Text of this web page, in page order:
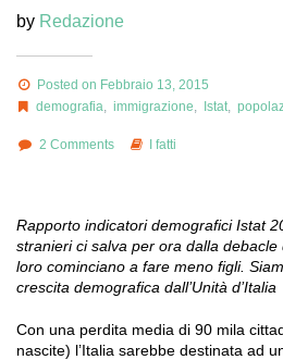
by Redazione
Posted on Febbraio 13, 2015
demografia
immigrazione Istat,
2 Comments I fatti
Rapporto indicatori demografici Istat
stranieri ci salva per ora dalla
loro cominciano a fare meno figli.
crescita demografica dall’Unità d’Italia
Con una perdita media di 90 mila
nascite) l’Italia sarebbe destinata ad